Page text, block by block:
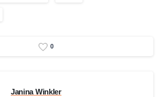
0
Janina Winkler